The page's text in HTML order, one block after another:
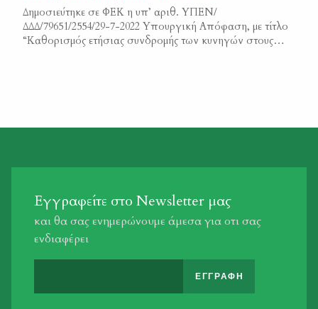
Δημοσιεύτηκε σε ΦΕΚ η υπ’ αριθ. ΥΠΕΝ/
ΔΔΔ/79651/2554/29-7-2022 Υπουργική Απόφαση, με τίτλο
“Καθορισμός ετήσιας συνδρομής των κυνηγών στους
Εγγραφείτε στο Newsletter μας
και θα σας ενημερώνουμε άμεσα για οτι σας
ενδιαφέρει